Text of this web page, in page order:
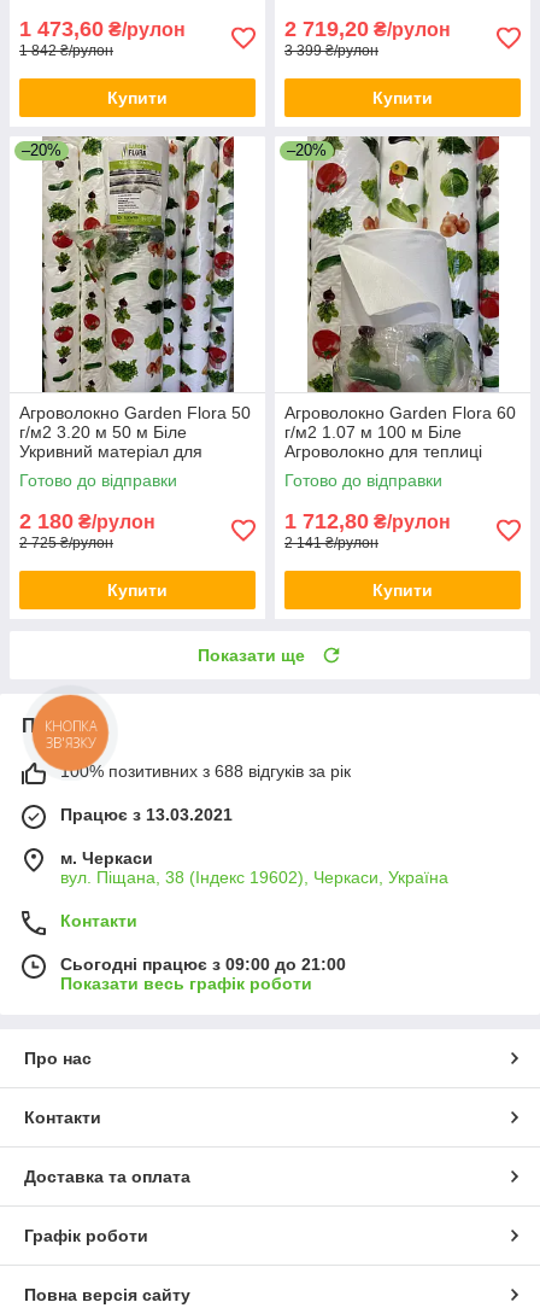
1 473,60 ₴/рулон
1 842 ₴/рулон
Купити
2 719,20 ₴/рулон
3 399 ₴/рулон
Купити
–20%
Агроволокно Garden Flora 50
г/м2 3.20 м 50 м Біле
Укривний матеріал для
грядок Агрополотно для
городу
Готово до відправки
2 180 ₴/рулон
2 725 ₴/рулон
Купити
–20%
Агроволокно Garden Flora 60
г/м2 1.07 м 100 м Біле
Агроволокно для теплиці
Якісне агроволокно
Готово до відправки
1 712,80 ₴/рулон
2 141 ₴/рулон
Купити
Показати ще
Про нас
100% позитивних з 688 відгуків за рік
Працює з 13.03.2021
м. Черкаси
вул. Піщана, 38 (Індекс 19602), Черкаси, Україна
Контакти
Сьогодні працює з 09:00 до 21:00
Показати весь графік роботи
Про нас
Контакти
Доставка та оплата
Графік роботи
Повна версія сайту
КНОПКА
ЗВ'ЯЗКУ